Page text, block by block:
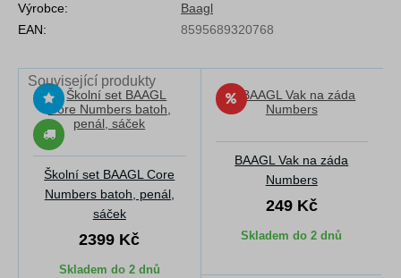
Výrobce:
Baagl
EAN:
8595689320768
Související produkty
Školní set BAAGL Core
Numbers batoh, penál,
sáček
2399 Kč
Skladem do 2 dnů
BAAGL Vak na záda
Numbers
249 Kč
Skladem do 2 dnů